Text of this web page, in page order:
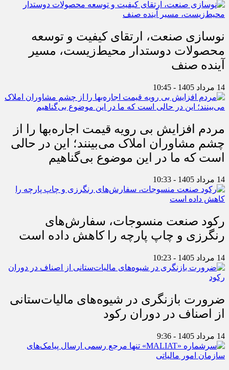
نوسازی صنعت، ارتقای کیفیت و توسعه
محصولات دوستدار محیط‌زیست، مسیر
آینده صنف
14 مرداد 1405 - 10:45
مردم افزایش بی رویه قیمت اجاره‌بها را از
چشم مشاوران املاک می‌بینند؛ این در حالی
است که ما در این موضوع بی‌گناهیم
14 مرداد 1405 - 10:33
رکود صنعت منسوجات، سفارش‌های
رنگرزی و چاپ پارچه را کاهش داده است
14 مرداد 1405 - 10:23
ضرورت بازنگری در شیوه‌های مالیات‌ستانی
از اصناف در دوران رکود
14 مرداد 1405 - 9:36